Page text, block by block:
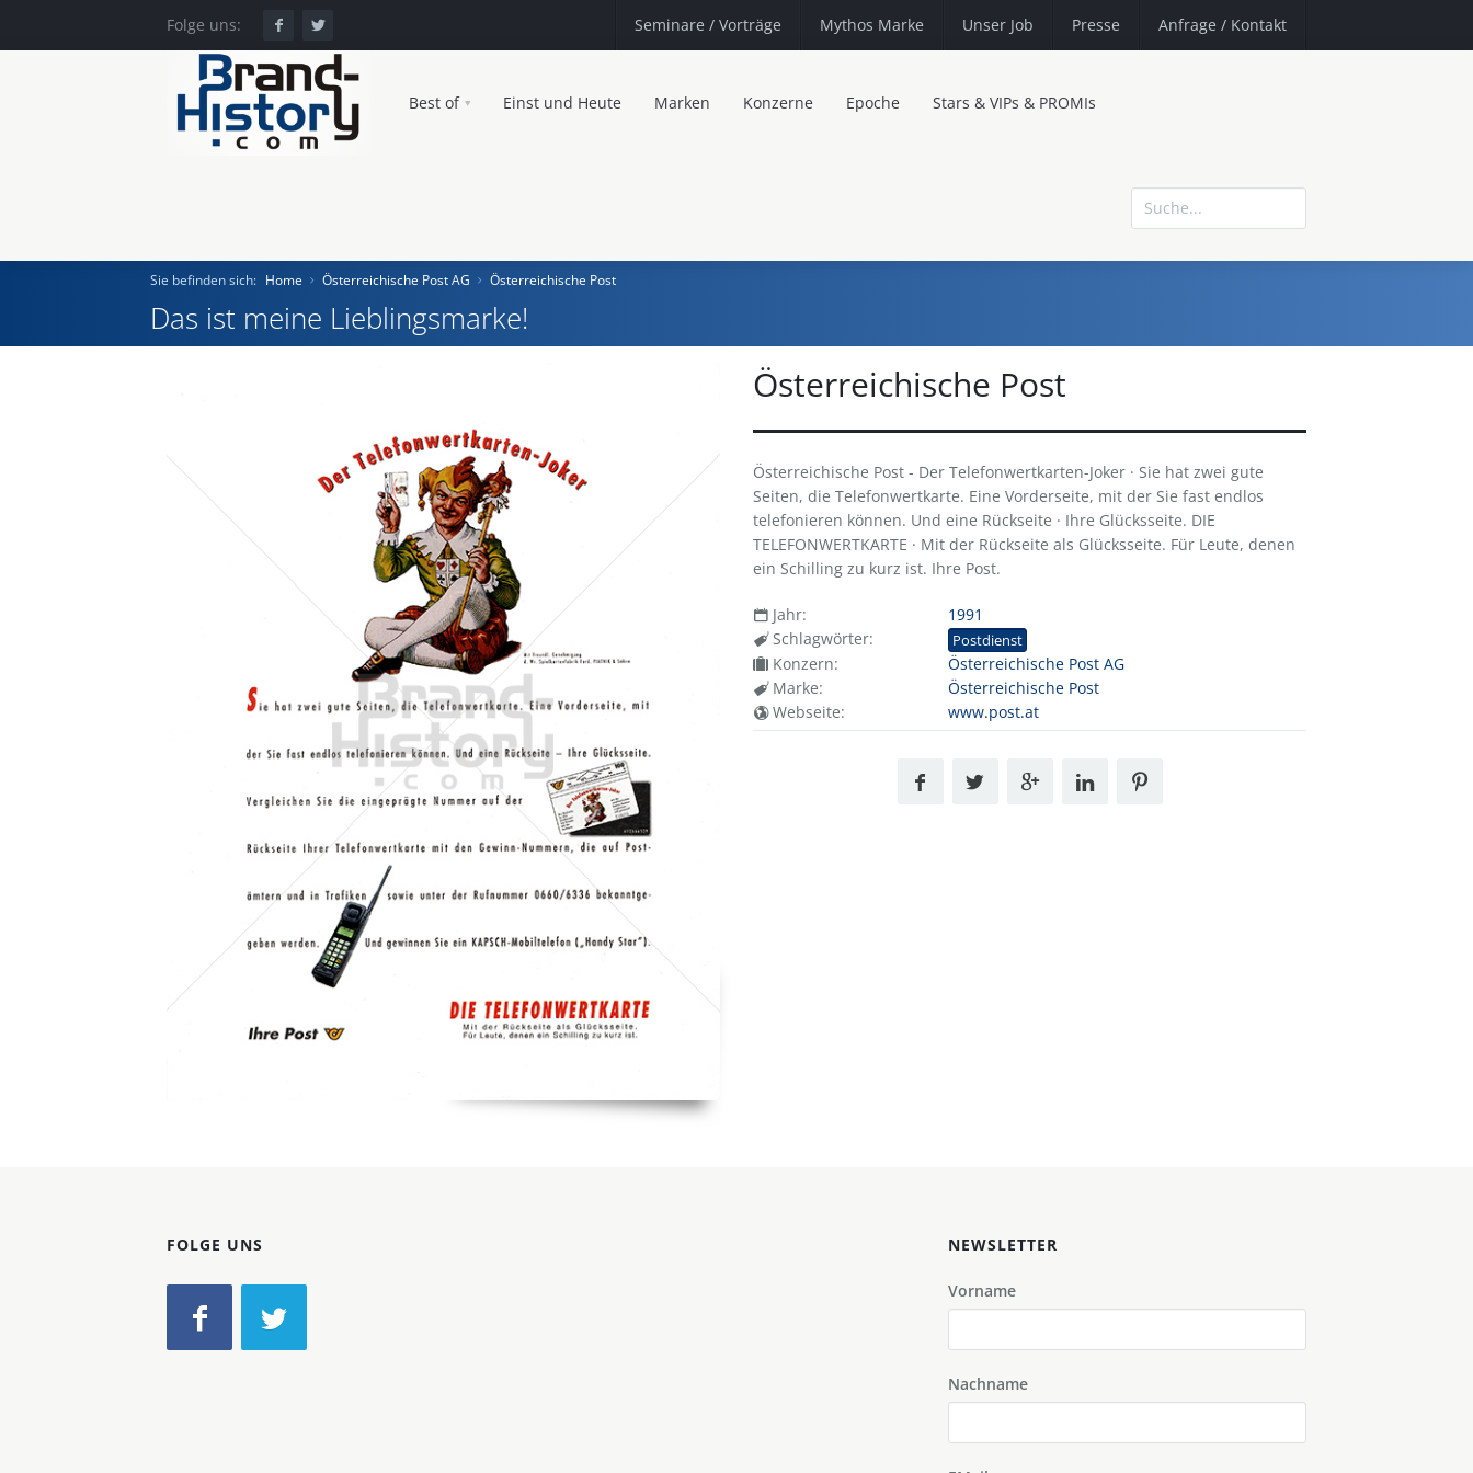
Folge uns: Seminare / Vorträge Mythos Marke Unser Job Presse Anfrage / Kontakt
Best of Einst und Heute Marken Konzerne Epoche Stars & VIPs & PROMIs
Sie befinden sich: Home Österreichische Post AG Österreichische Post
Das ist meine Lieblingsmarke!
Österreichische Post
Österreichische Post - Der Telefonwertkarten-Joker · Sie hat zwei gute
Seiten, die Telefonwertkarte. Eine Vorderseite, mit der Sie fast endlos
telefonieren können. Und eine Rückseite · Ihre Glücksseite. DIE
TELEFONWERTKARTE · Mit der Rückseite als Glücksseite. Für Leute, denen
ein Schilling zu kurz ist. Ihre Post.
Jahr:
1991
Schlagwörter:
Postdienst
Konzern:
Österreichische Post AG
Marke:
Österreichische Post
Webseite:
www.post.at
FOLGE UNS NEWSLETTER
Vorname
Nachname